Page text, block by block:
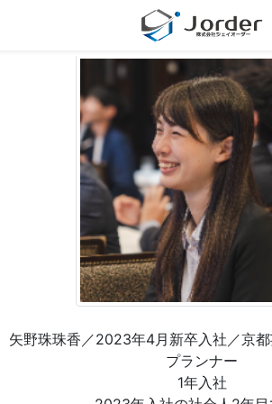
矢野珠珠香／2023年4月新卒入社／京
プランナー
1年入社